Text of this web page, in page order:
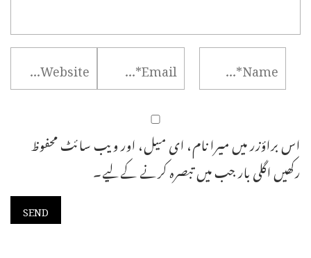
اس براؤزر میں میرا نام، ای میل، اور ویب سائٹ محفوظ
رکھیں اگلی بار جب میں تبصرہ کرنے کےلیے۔